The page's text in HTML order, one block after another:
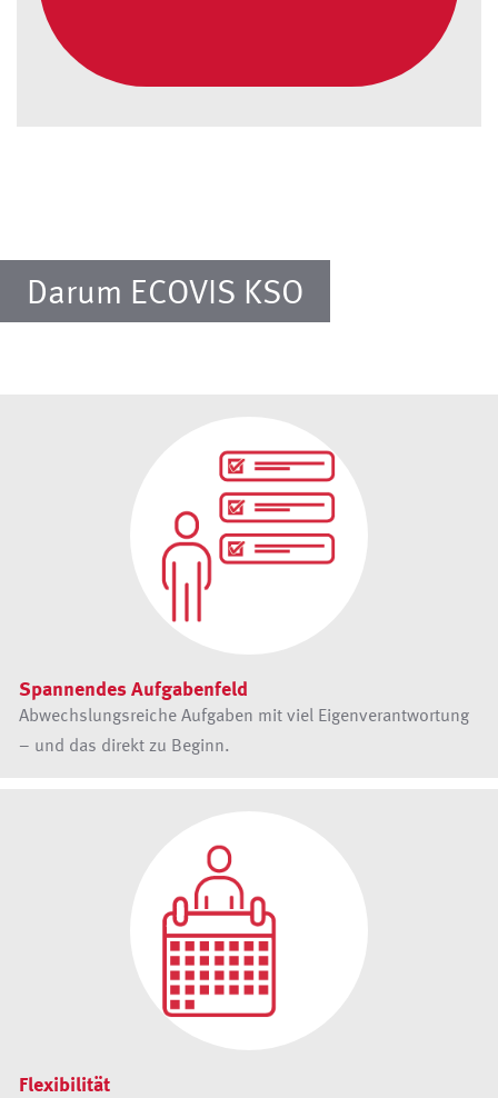
Darum ECOVIS KSO
Spannendes Aufgabenfeld
Abwechslungsreiche Aufgaben mit viel Eigenverantwortung
– und das direkt zu Beginn.
Flexibilität